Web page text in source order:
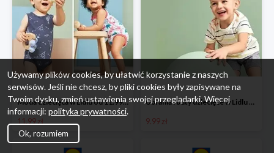
Moda dziecięca w Lidlu od 11.99 zł
11.99 zł
Ubrania i buty dziecięce w Lidlu Online od 9,99 zł
9.99 zł
Używamy plików cookies, by ułatwić korzystanie z naszych
serwisów. Jeśli nie chcesz, by pliki cookies były zapisywane na
Twoim dysku, zmień ustawienia swojej przeglądarki. Więcej
informacji: polityka prywatności.
Ok, rozumiem